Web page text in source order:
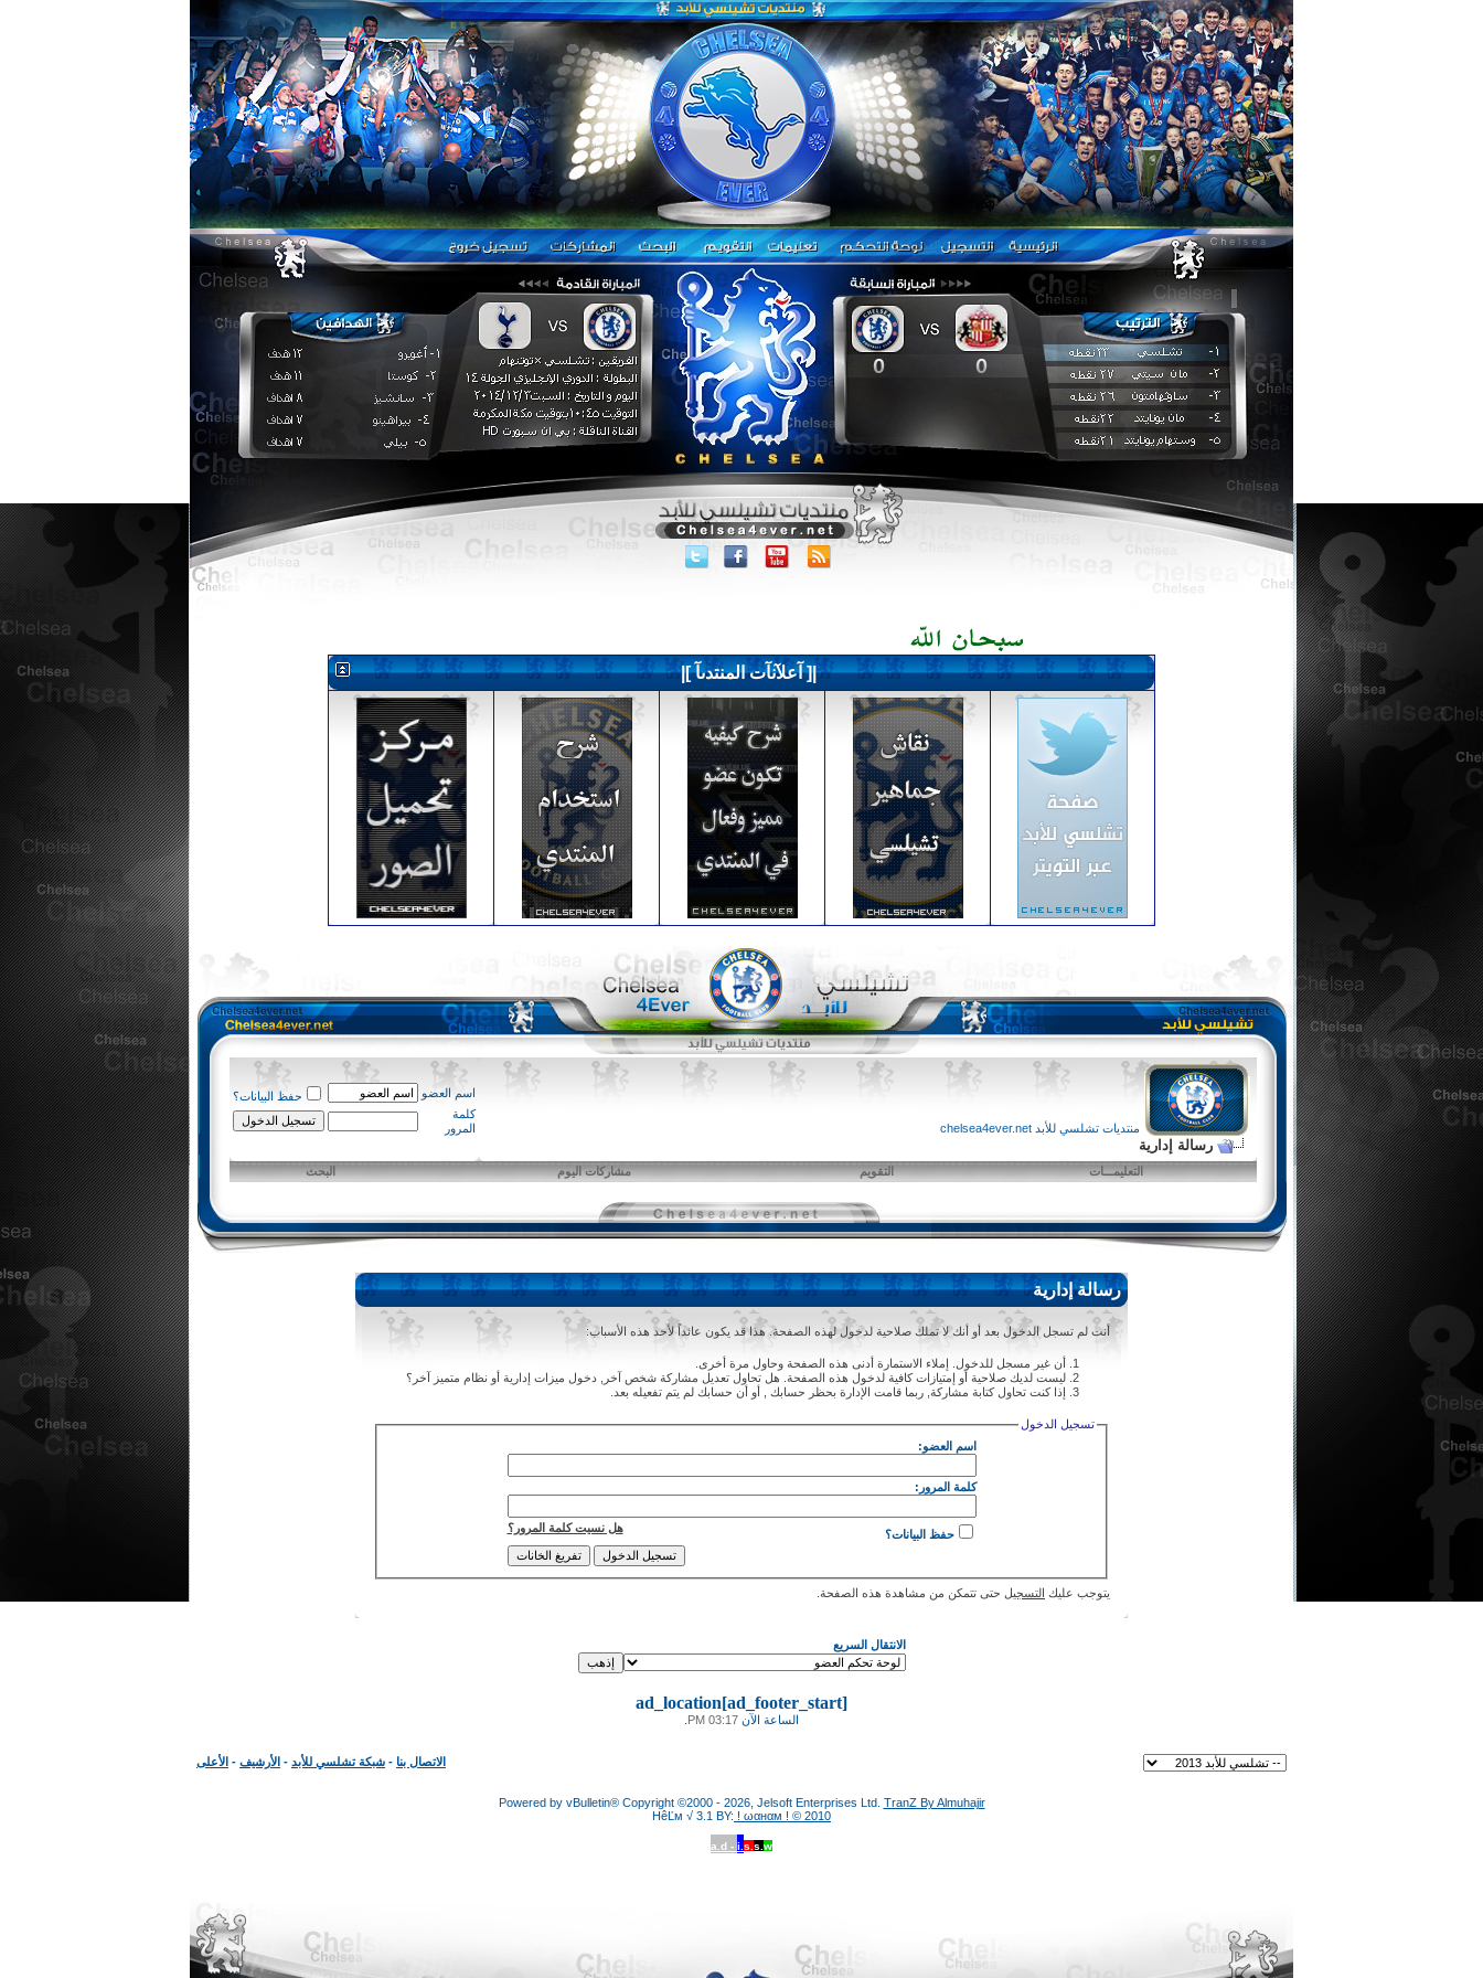
|[ آعلآنآت المنتدىآ ]|
منتديات تشلسي للأبد chelsea4ever.net
رسالة إدارية
اسم العضو
حفظ البيانات؟
كلمة
المرور
التعليمـــات التقويم مشاركات اليوم البحث
رسالة إدارية
أنت لم تسجل الدخول بعد أو أنك لا تملك صلاحية لدخول لهذه الصفحة. هذا قد يكون عائداً لأحد هذه الأسباب:
أن غير مسجل للدخول. إملاء الاستمارة أدنى هذه الصفحة وحاول مرة أخرى.
ليست لديك صلاحية أو إمتيازات كافية لدخول هذه الصفحة. هل تحاول تعديل مشاركة شخص آخر, دخول ميزات إدارية أو نظام متميز آخر؟
إذا كنت تحاول كتابة مشاركة, ربما قامت الإدارة بحظر حسابك , أو أن حسابك لم يتم تفعيله بعد.
تسجيل الدخول
اسم العضو:
كلمة المرور:
هل نسيت كلمة المرور؟ حفظ البيانات؟
يتوجب عليك التسجيل حتى تتمكن من مشاهدة هذه الصفحة.
الانتقال السريع
ad_location[ad_footer_start]
الساعة الآن 03:17 PM
الاتصال بنا - شبكة تشلسي للأبد - الأرشيف - الأعلى
Powered by vBulletin® Copyright ©2000 - 2026, Jelsoft Enterprises Ltd. TranZ By Almuhajir
HêĽм √ 3.1 BY: ! ωαнαм ! © 2010
a.d - i. s. s. w